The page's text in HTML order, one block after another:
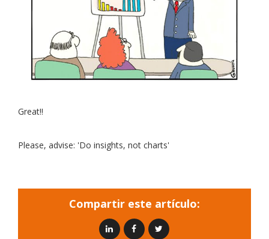
Great!!
Please, advise: 'Do insights, not charts'
Compartir este artículo: